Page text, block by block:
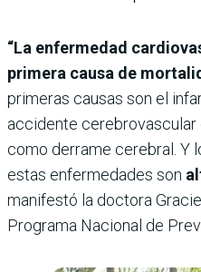
“La enfermedad
primera causa de
primeras causas son el
accidente
como derrame cerebral. Y
estas enfermedades son
manifestó la doctora
Programa Nacional de